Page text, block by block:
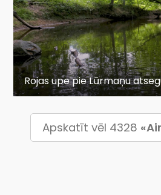
Rojas upe pie Lūrmaņu
Apskatīt vēl 4328